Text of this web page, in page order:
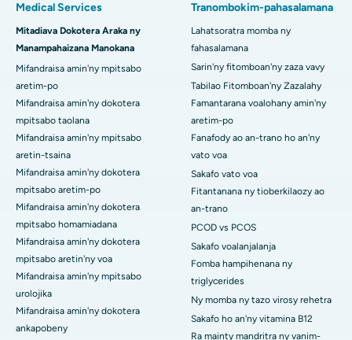
Medical Services
Mitadiava Dokotera Araka ny
Manampahaizana Manokana
Mifandraisa amin'ny mpitsabo
aretim-po
Mifandraisa amin'ny dokotera
mpitsabo taolana
Mifandraisa amin'ny mpitsabo
aretin-tsaina
Mifandraisa amin'ny dokotera
mpitsabo aretim-po
Mifandraisa amin'ny dokotera
mpitsabo homamiadana
Mifandraisa amin'ny dokotera
mpitsabo aretin'ny voa
Mifandraisa amin'ny mpitsabo
urolojika
Mifandraisa amin'ny dokotera
ankapobeny
Tranombokim-pahasalamana
Lahatsoratra momba ny
fahasalamana
Sarin'ny fitomboan'ny zaza vavy
Tabilao Fitomboan'ny Zazalahy
Famantarana voalohany amin'ny
aretim-po
Fanafody ao an-trano ho an'ny
vato voa
Sakafo vato voa
Fitantanana ny tioberkilaozy ao
an-trano
PCOD vs PCOS
Sakafo voalanjalanja
Fomba hampihenana ny
triglycerides
Ny momba ny tazo virosy rehetra
Sakafo ho an'ny vitamina B12
Ra mainty mandritra ny vanim-